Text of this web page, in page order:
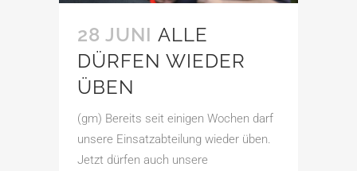
28 JUNI ALLE
DÜRFEN WIEDER
ÜBEN
(gm) Bereits seit einigen Wochen darf
unsere Einsatzabteilung wieder üben.
Jetzt dürfen auch unsere